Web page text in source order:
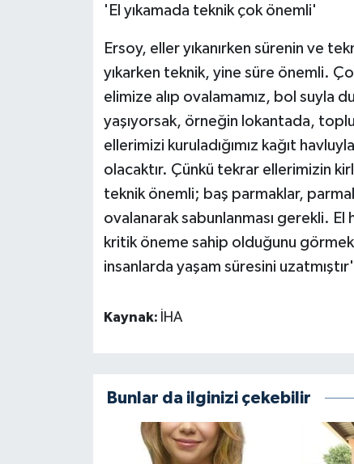
'El yıkamada teknik çok önemli'
Ersoy, eller yıkanırken sürenin ve
yıkarken teknik, yine süre önemli.
elimize alıp ovalamamız, bol suyla
yaşıyorsak, örneğin lokantada,
ellerimizi kuruladığımız kağıt
olacaktır. Çünkü tekrar ellerimizin
teknik önemli; baş parmaklar,
ovalanarak sabunlanması gerekli. El
kritik öneme sahip olduğunu
insanlarda yaşam süresini
Kaynak: İHA
Bunlar da ilginizi çekebilir